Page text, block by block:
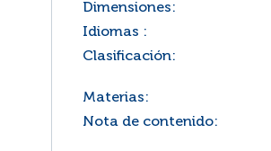
Dimensiones:
Idiomas :
Clasificación:
Materias:
Nota de contenido: